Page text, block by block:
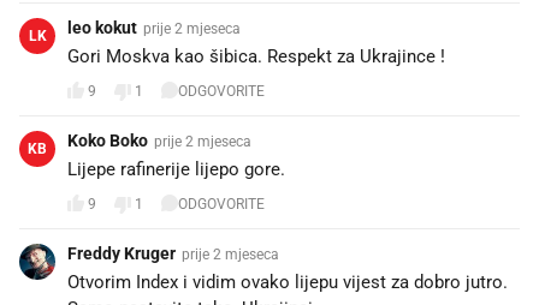
LK leo kokut prije 2 mjeseca
Gori Moskva kao šibica. Respekt za Ukrajince !
9 1 ODGOVORITE
KB Koko Boko prije 2 mjeseca
Lijepe rafinerije lijepo gore.
9 1 ODGOVORITE
Freddy Kruger prije 2 mjeseca
Otvorim Index i vidim ovako lijepu vijest za dobro jutro.